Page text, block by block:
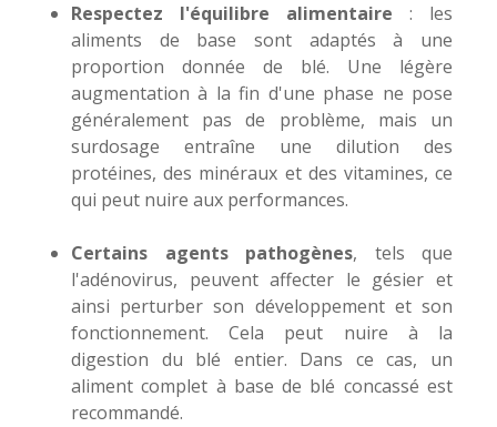
Respectez l'équilibre alimentaire : les
aliments de base sont adaptés à une
proportion donnée de blé. Une légère
augmentation à la fin d'une phase ne pose
généralement pas de problème, mais un
surdosage entraîne une dilution des
protéines, des minéraux et des vitamines, ce
qui peut nuire aux performances.
Certains agents pathogènes, tels que
l'adénovirus, peuvent affecter le gésier et
ainsi perturber son développement et son
fonctionnement. Cela peut nuire à la
digestion du blé entier. Dans ce cas, un
aliment complet à base de blé concassé est
recommandé.